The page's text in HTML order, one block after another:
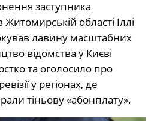
заступника
області Іллі
лавину масштабних
відомства у Києві
та оголосило про
у регіонах, де
тіньову «абонплату».